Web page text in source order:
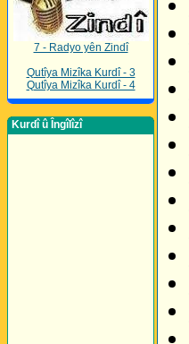
7 - Radyo yên Zindî
Qutîya Mizîka Kurdî - 3
Qutîya Mizîka Kurdî - 4
Kurdî û Îngîlîzî